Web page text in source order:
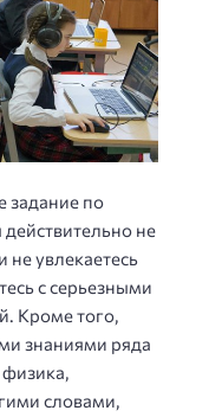
задание по
не
не увлекаетесь
с серьезными
Кроме того,
знаниями ряда
физика,
словами,